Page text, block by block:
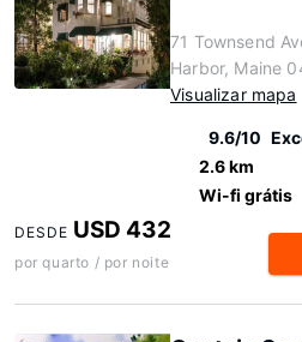
71 Townsend
Harbor, Maine
Visualizar mapa
9.6/10
2.6 km
Wi-fi grátis
DESDE USD 432
por quarto / por noite